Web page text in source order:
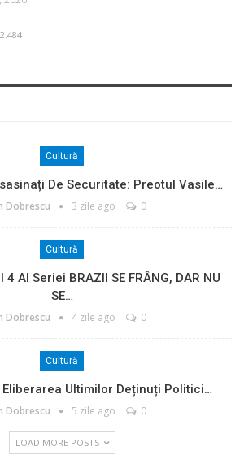
Cultură
De Securitate: Preotul Vasile…
Dobrescu 3 zile ago 0
Cultură
Al Seriei BRAZII SE FRÂNG, DAR NU
SE…
Dobrescu 4 zile ago 0
Cultură
Eliberarea Ultimilor Deținuți Politici…
Dobrescu 5 zile ago 0
LOAD MORE POSTS